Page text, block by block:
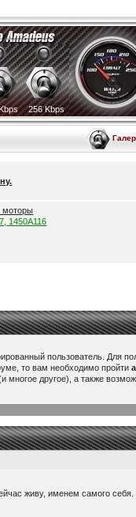
256 Kbps
моторы
1450A116
пользователь. Для
то вам необходимо пройти
многое другое), а также
живу, именем самого